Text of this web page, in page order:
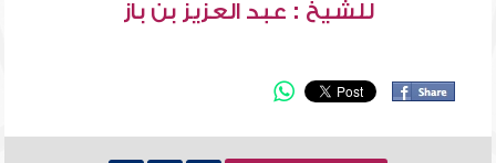
للشيخ : عبد العزيز بن باز